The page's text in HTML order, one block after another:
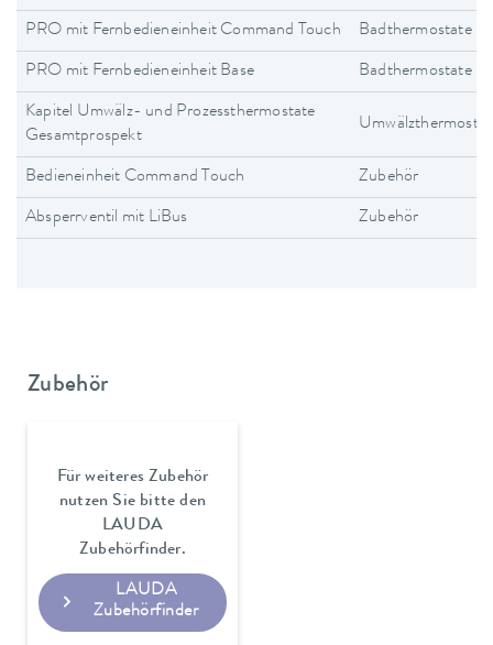
PRO mit Fernbedieneinheit Command Touch Badthermostate
PRO mit Fernbedieneinheit Base Badthermostate
Kapitel Umwälz- und Prozessthermostate
Gesamtprospekt
Bedieneinheit Command Touch Zubehör
Absperrventil mit LiBus Zubehör
Zubehör
Für weiteres Zubehör
nutzen Sie bitte den
LAUDA
Zubehörfinder.
LAUDA
Zubehörfinder